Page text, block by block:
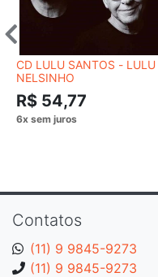
CD LULU SANTOS - LULU
NELSINHO
R$ 54,77
Contatos
(11) 9 9845-9273
(11) 9 9845-9273